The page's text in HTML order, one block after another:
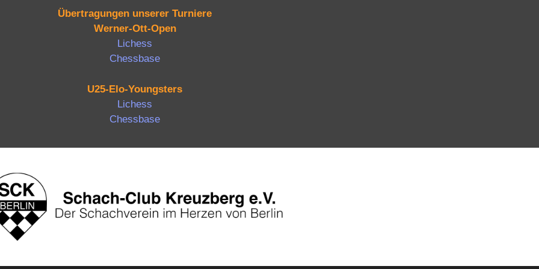
Übertragungen unserer Turniere
Werner-Ott-Open
Lichess
Chessbase
U25-Elo-Youngsters
Lichess
Chessbase